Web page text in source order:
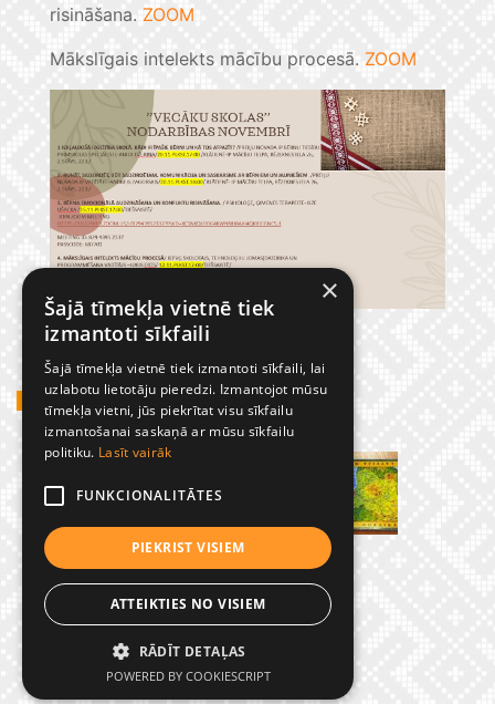
risināšana. ZOOM
Mākslīgais intelekts mācību procesā. ZOOM
GADĪJUMBILDES
© Preiļu 1. pamatskola
×
Šajā tīmekļa vietnē tiek
izmantoti sīkfaili
Šajā tīmekļa vietnē tiek izmantoti sīkfaili, lai
uzlabotu lietotāju pieredzi. Izmantojot mūsu
tīmekļa vietni, jūs piekrītat visu sīkfailu
izmantošanai saskaņā ar mūsu sīkfailu
politiku. Lasīt vairāk
FUNKCIONALITĀTES
PIEKRIST VISIEM
ATTEIKTIES NO VISIEM
RĀDĪT DETAĻAS
POWERED BY COOKIESCRIPT